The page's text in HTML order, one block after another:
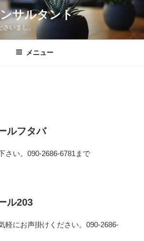
サルタント
いまし。
メニュー
ルフタバ
さい。090-2686-6781まで
ル203
軽にお声掛けください。090-2686-